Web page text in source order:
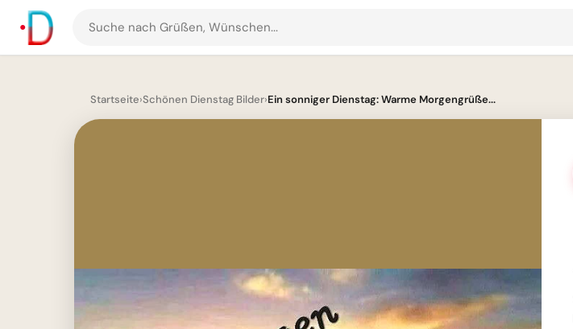
Suche
nach
und
Startseite›Schönen Dienstag Bilder›Ein sonniger Dienstag: Warme Morgengrüße...